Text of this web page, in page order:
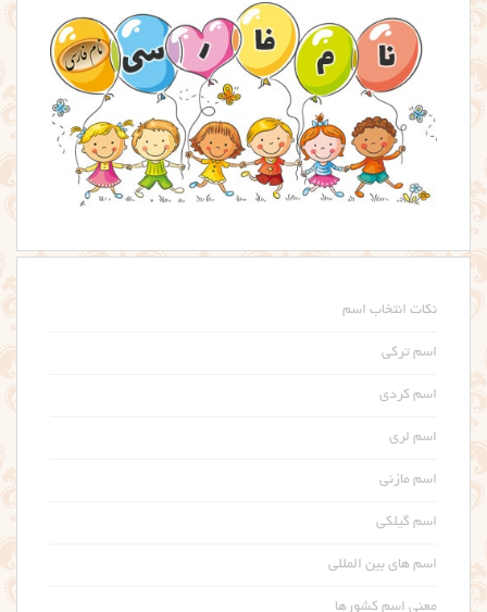
نکات انتخاب اسم
اسم ترکی
اسم کردی
اسم لری
اسم مازنی
اسم گیلکی
اسم های بین المللی
معنی اسم کشورها